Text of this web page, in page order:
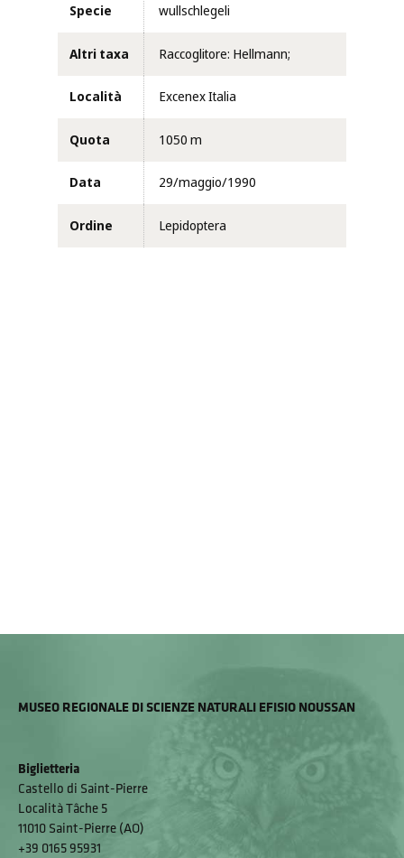
Specie wullschlegeli
Altri taxa Raccoglitore: Hellmann;
Località Excenex Italia
Quota 1050 m
Data 29/maggio/1990
Ordine Lepidoptera
MUSEO REGIONALE DI SCIENZE NATURALI EFISIO NOUSSAN
Biglietteria
Castello di Saint-Pierre
Località Tâche 5
11010 Saint-Pierre (AO)
+39 0165 95931